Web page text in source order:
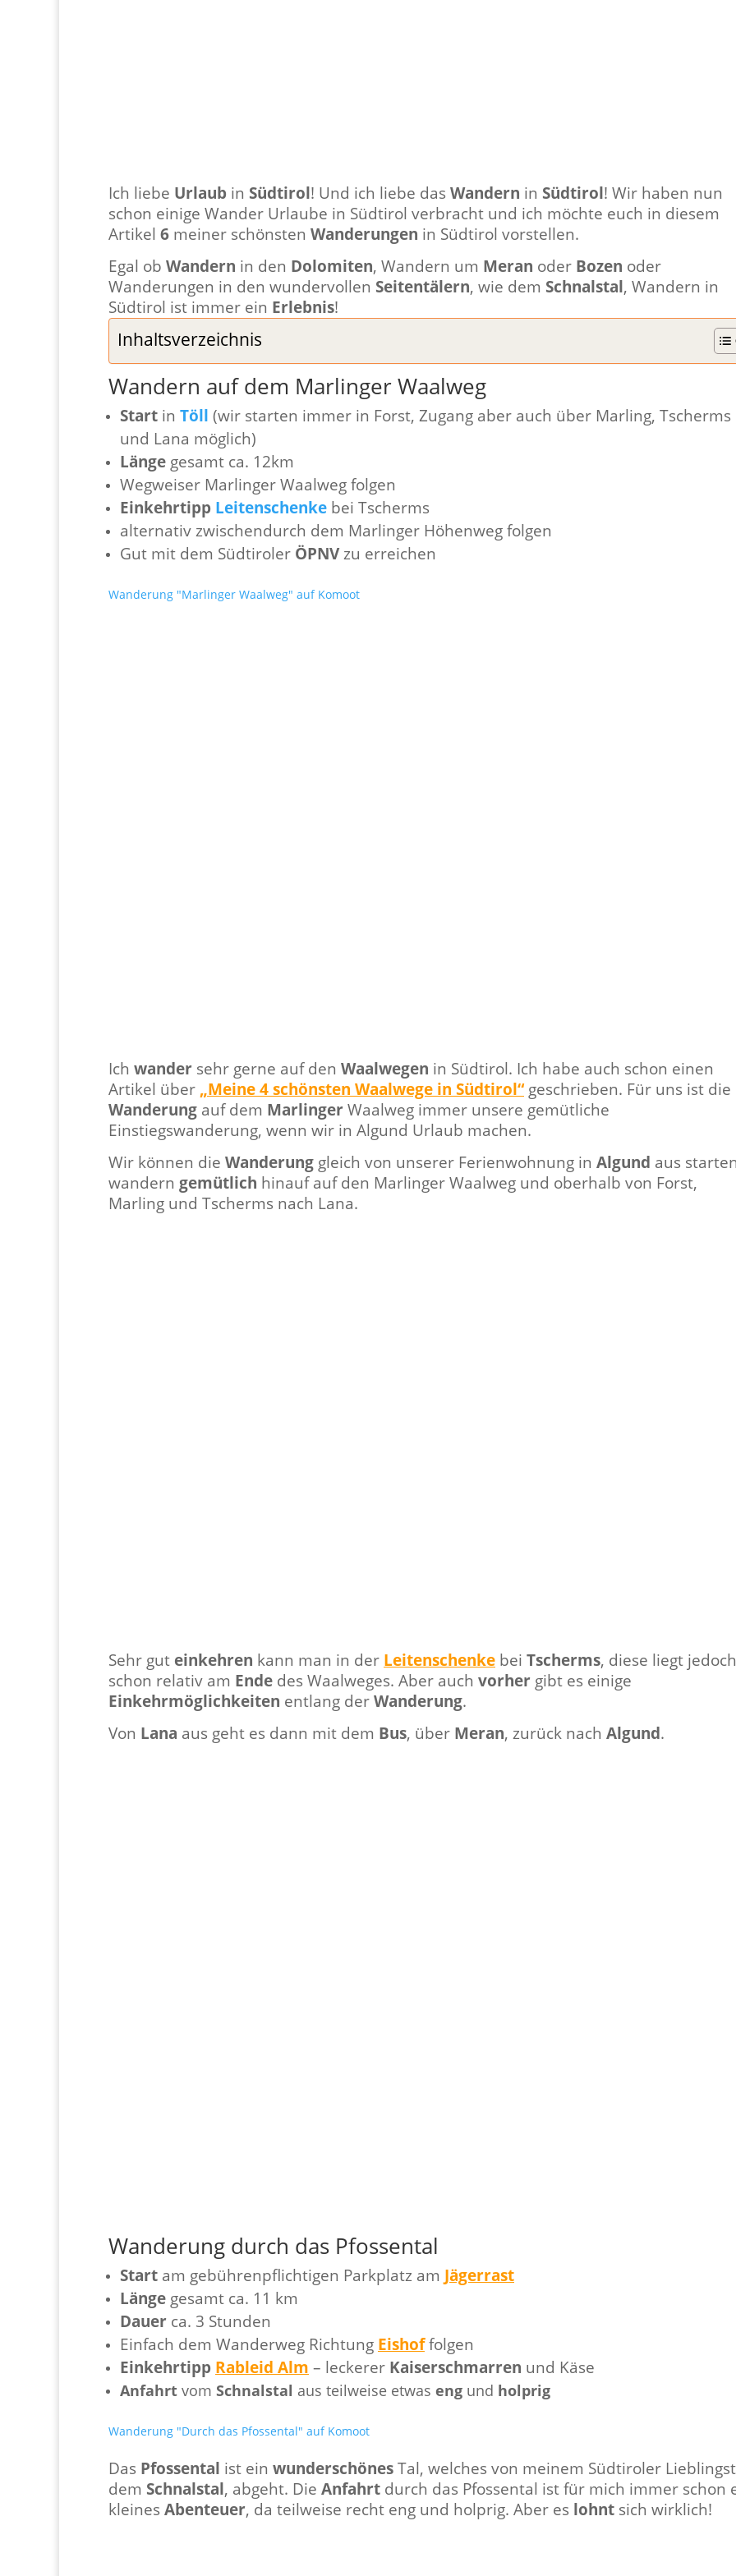
Ich liebe Urlaub in Südtirol! Und ich liebe das Wandern in Südtirol! Wir haben nun
schon einige Wander Urlaube in Südtirol verbracht und ich möchte euch in diesem
Artikel 6 meiner schönsten Wanderungen in Südtirol vorstellen.
Egal ob Wandern in den Dolomiten, Wandern um Meran oder Bozen oder
Wanderungen in den wundervollen Seitentälern, wie dem Schnalstal, Wandern in
Südtirol ist immer ein Erlebnis!
Inhaltsverzeichnis
Wandern auf dem Marlinger Waalweg
Start in Töll (wir starten immer in Forst, Zugang aber auch über Marling, Tscherms
und Lana möglich)
Länge gesamt ca. 12km
Wegweiser Marlinger Waalweg folgen
Einkehrtipp Leitenschenke bei Tscherms
alternativ zwischendurch dem Marlinger Höhenweg folgen
Gut mit dem Südtiroler ÖPNVzu erreichen
Wanderung "Marlinger Waalweg" auf Komoot
Ich wander sehr gerne auf den Waalwegen in Südtirol. Ich habe auch schon einen
Artikel über „Meine 4 schönsten Waalwege in Südtirol“geschrieben. Für uns ist die
Wanderung auf dem Marlinger Waalweg immer unsere gemütliche
Einstiegswanderung, wenn wir in Algund Urlaub machen.
Wir können die Wanderung gleich von unserer Ferienwohnung in Algund aus
wandern gemütlich hinauf auf den Marlinger Waalweg und oberhalb von Forst,
Marling und Tscherms nach Lana.
Sehr gut einkehren kann man in der Leitenschenke bei Tscherms, diese liegt jedoch
schon relativ am Ende des Waalweges. Aber auch vorher gibt es einige
Einkehrmöglichkeiten entlang der Wanderung.
Von Lana aus geht es dann mit dem Bus, über Meran, zurück nach Algund.
Wanderung durch das Pfossental
Start am gebührenpflichtigen Parkplatz am Jägerrast
Länge gesamt ca. 11 km
Dauer ca. 3 Stunden
Einfach dem Wanderweg Richtung Eishoffolgen
Einkehrtipp Rableid Alm – leckerer Kaiserschmarren und Käse
Anfahrt vom Schnalstal aus teilweise etwas eng und holprig
Wanderung "Durch das Pfossental" auf Komoot
Das Pfossental ist ein wunderschönes Tal, welches von meinem Südtiroler
dem Schnalstal, abgeht. Die Anfahrt durch das Pfossental ist für mich immer schon
kleines Abenteuer, da teilweise recht eng und holprig. Aber es lohnt sich wirklich!